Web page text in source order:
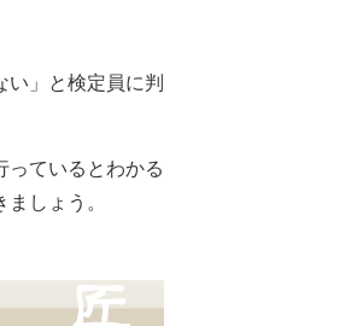
」と検定員に判
っているとわかる
しょう。